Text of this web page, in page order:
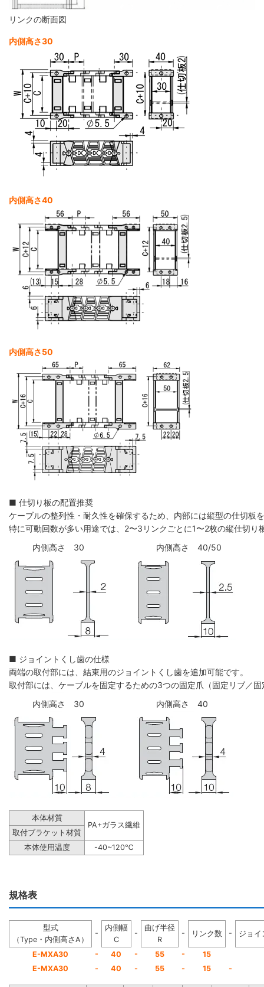
リンクの断面図
内側高さ30
内側高さ40
内側高さ50
■ 仕切り板の配置推奨
ケーブルの整列性・耐久性を確保するため、内部には縦型の仕切板
特に可動回数が多い用途では、2〜3リンクごとに1〜2枚の縦仕切
内側高さ 30
内側高さ 40/50
■ ジョイントくし歯の仕様
両端の取付部には、結束用のジョイントくし歯を追加可能です。
取付部には、ケーブルを固定するための3つの固定爪（固定リブ／
内側高さ 30
内側高さ 40
本体材質
PA+ガラス繊維
取付ブラケット材質
本体使用温度
-40~120℃
規格表
型式
（Type・内側高さA）
-
内側幅
C
-
曲げ半径
R
- リンク数 - ジョイ
E-MXA30 - 40 - 55 -
15
E-MXA30
- 40 - 55 - 15 -